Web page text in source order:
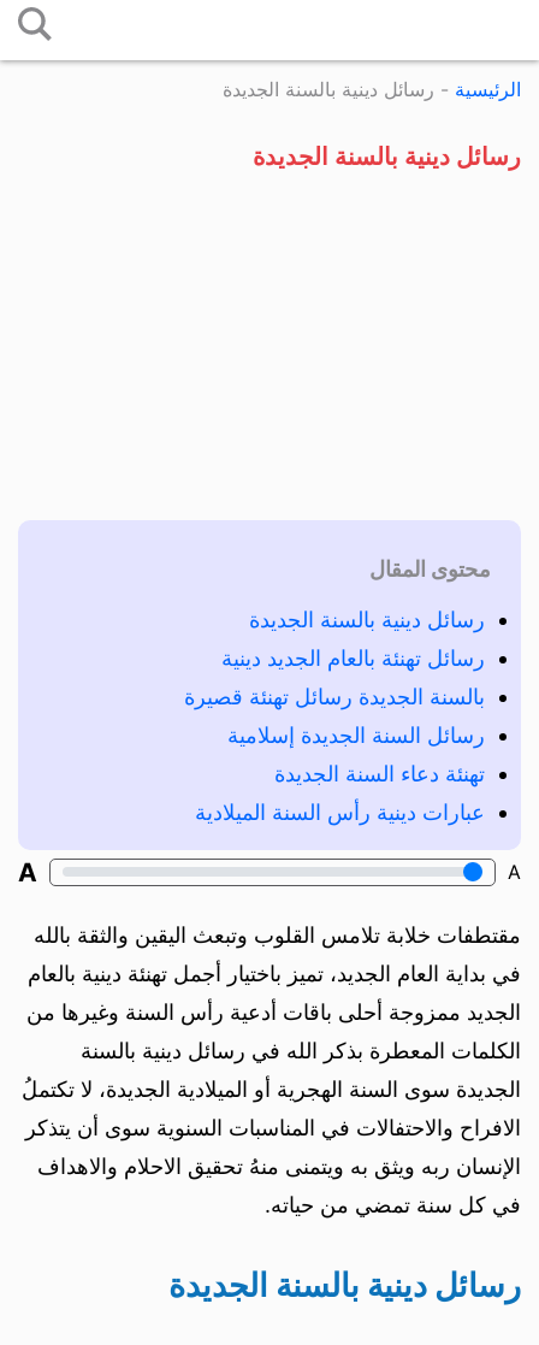
إلى
المحتوى
الرئيسية - رسائل دينية بالسنة الجديدة
رسائل دينية بالسنة الجديدة
محتوى المقال
رسائل دينية بالسنة الجديدة
رسائل تهنئة بالعام الجديد دينية
بالسنة الجديدة رسائل تهنئة قصيرة
رسائل السنة الجديدة إسلامية
تهنئة دعاء السنة الجديدة
عبارات دينية رأس السنة الميلادية
A
A
مقتطفات خلابة تلامس القلوب وتبعث اليقين والثقة بالله
في بداية العام الجديد، تميز باختيار أجمل تهنئة دينية بالعام
الجديد ممزوجة أحلى باقات أدعية رأس السنة وغيرها من
الكلمات المعطرة بذكر الله في رسائل دينية بالسنة
الجديدة سوى السنة الهجرية أو الميلادية الجديدة، لا تكتملُ
الافراح والاحتفالات في المناسبات السنوية سوى أن يتذكر
الإنسان ربه ويثق به ويتمنى منهُ تحقيق الاحلام والاهداف
في كل سنة تمضي من حياته.
رسائل دينية بالسنة الجديدة